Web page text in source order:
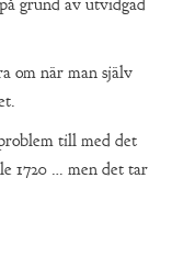
grund av utvidgad
om när man själv
till med det
1720 … men det tar